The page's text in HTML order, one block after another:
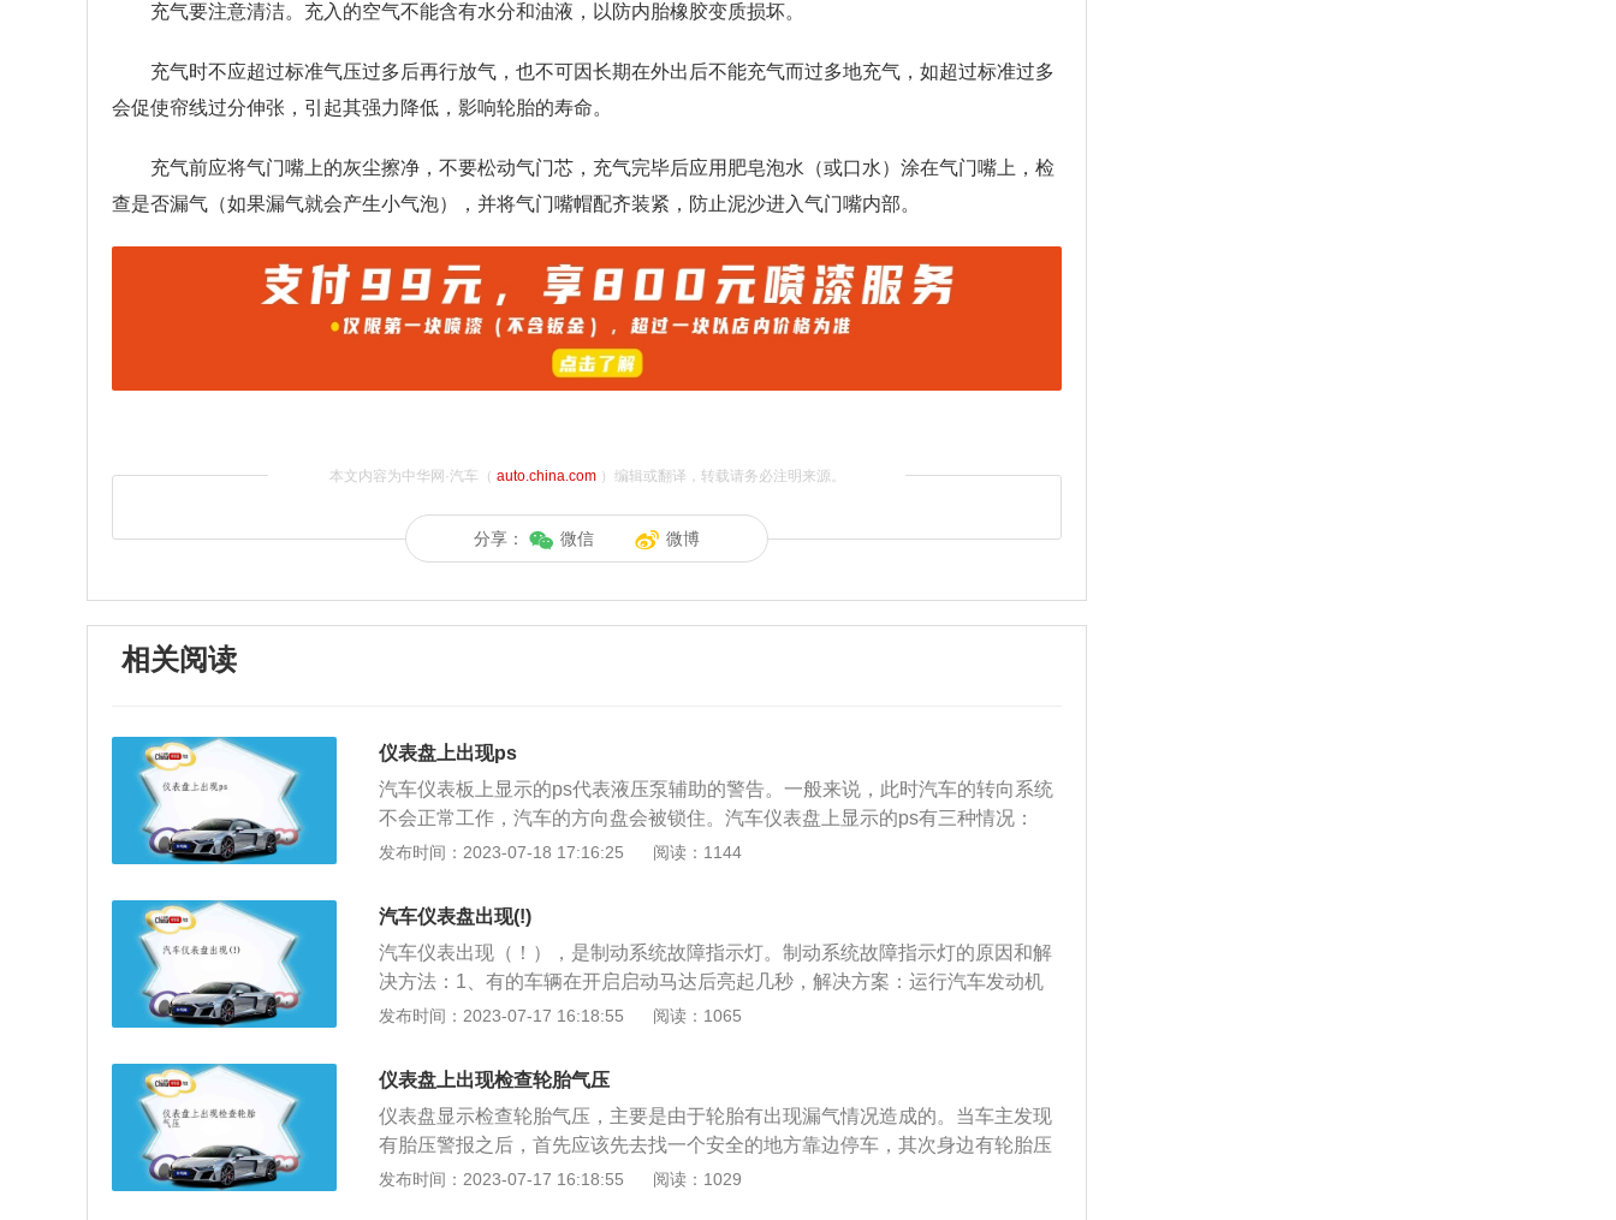
充气要注意清洁。充入的空气不能含有水分和油液，以防内胎橡胶变质损坏。
充气时不应超过标准气压过多后再行放气，也不可因长期在外出后不能充气而过多地充气，如超过标准过多
会促使帘线过分伸张，引起其强力降低，影响轮胎的寿命。
充气前应将气门嘴上的灰尘擦净，不要松动气门芯，充气完毕后应用肥皂泡水（或口水）涂在气门嘴上，检
查是否漏气（如果漏气就会产生小气泡），并将气门嘴帽配齐装紧，防止泥沙进入气门嘴内部。
本文内容为中华网·汽车（ auto.china.com）编辑或翻译，转载请务必注明来源。
分享： 微信 微博
相关阅读
仪表盘上出现ps
汽车仪表板上显示的ps代表液压泵辅助的警告。一般来说，此时汽车的转向系统
不会正常工作，汽车的方向盘会被锁住。汽车仪表盘上显示的ps有三种情况：
1、行车电脑自检:汽车通电后，车上的行车电脑会检查自身状态。这时等待的仪
动熄灭。这种情况导致的ps灯是正常的，不应该故意忽略。2.汽车熄火时转动方
向盘:当汽车关闭时，方向盘会自动锁定，汽车不会启动。这种情况的解决方法很
简单，只需一边发动汽车一边转动方向盘。
发布时间：2023-07-18 17:16:25 阅读：1144
汽车仪表盘出现(!)
汽车仪表出现（！），是制动系统故障指示灯。制动系统故障指示灯的原因和解
决方法：1、有的车辆在开启启动马达后亮起几秒，解决方案：运行汽车发动机
后就会自动熄灭。2、刹车油面过低或刹车油霉变，行车历程中亮起；解决方
专业维修店或者4s店进行维修。4、ABS无效也会亮；解决方法：检查线路或者
去专业维修店进行维修。5、汽车刹车片损坏比较严重、无效时故障灯亮。解决
方案：更换刹车片。其他情况：1、如果黄灯亮起时，没有对汽车的行驶带来任
何的影响，那可能就是误报，手动消除就可以。2、如果是胎压过高或者是太低
了，引起的黄灯，这时就要去维修店，让专业的人员来调节气压，当气压调到了
发布时间：2023-07-17 16:18:55 阅读：1065
仪表盘上出现检查轮胎气压
仪表盘显示检查轮胎气压，主要是由于轮胎有出现漏气情况造成的。当车主发现
有胎压警报之后，首先应该先去找一个安全的地方靠边停车，其次身边有轮胎压
力表的情况下，就可以去检查轮胎压力。通常轮胎压力值正常范围是2.2-2.5bar，
发布时间：2023-07-17 16:18:55 阅读：1029